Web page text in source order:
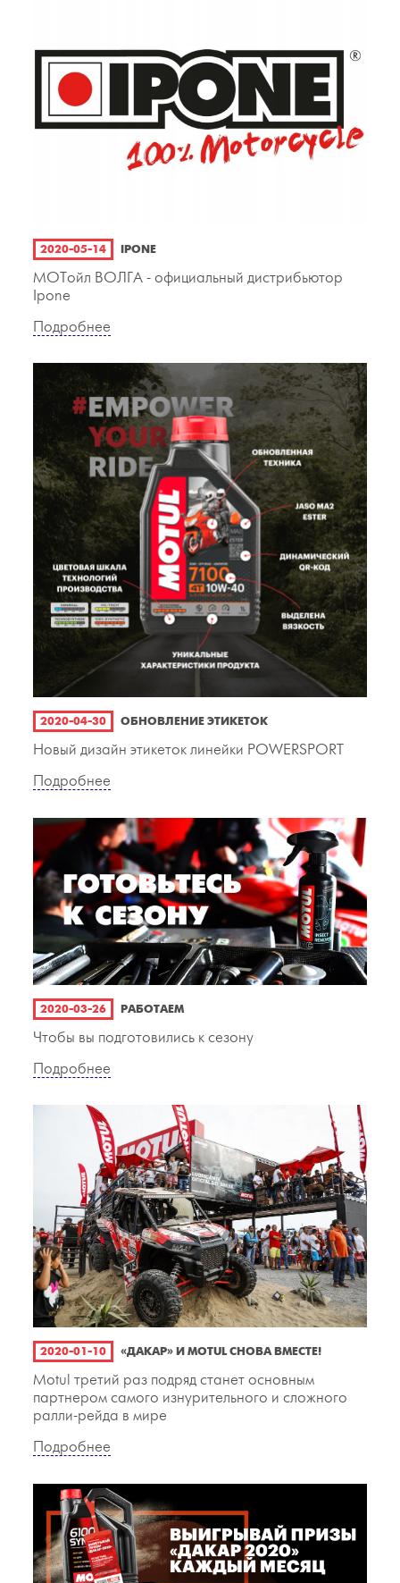
2020-05-14 IPONE
МОТойл ВОЛГА - официальный дистрибьютор
Ipone
Подробнее
2020-04-30 ОБНОВЛЕНИЕ ЭТИКЕТОК
Новый дизайн этикеток линейки POWERSPORT
Подробнее
2020-03-26 РАБОТАЕМ
Чтобы вы подготовились к сезону
Подробнее
2020-01-10 «ДАКАР» И MOTUL СНОВА ВМЕСТЕ!
Motul третий раз подряд станет основным
партнером самого изнурительного и сложного
ралли-рейда в мире
Подробнее